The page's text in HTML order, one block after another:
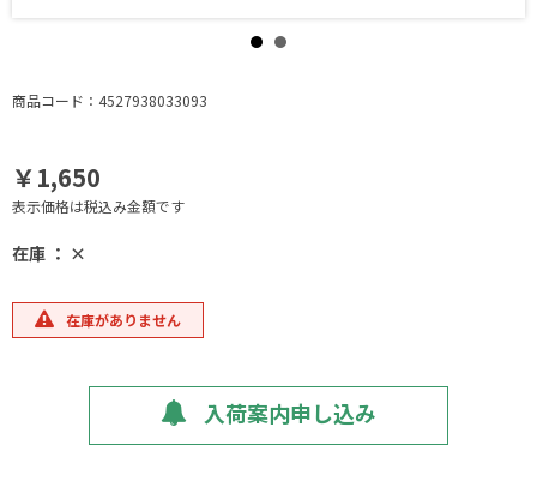
商品コード：4527938033093
￥1,650
表示価格は税込み金額です
在庫 ： ×
在庫がありません
入荷案内申し込み